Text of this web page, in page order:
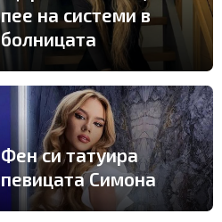
пее на системи в
болницата
Фен си татуира
певицата Симона